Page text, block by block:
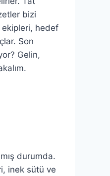
bizi
ekipleri, hedef
Son
Gelin,
durumda.
inek sütü ve